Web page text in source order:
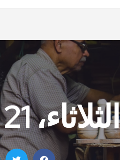
الثلاثاء، 21 يوليو 2009